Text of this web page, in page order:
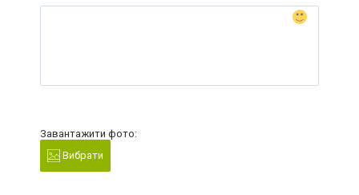
Завантажити фото:
Вибрати